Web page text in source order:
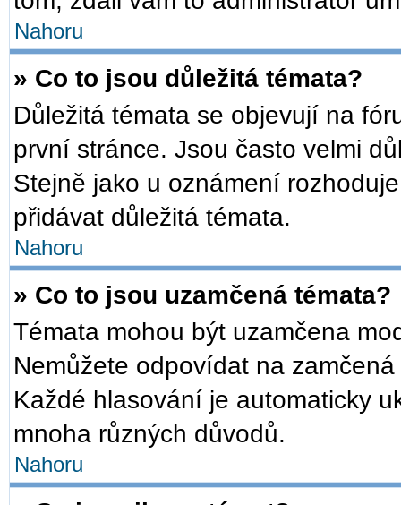
Nahoru
» Co to jsou důležitá témata?
Důležitá témata se objevují na
první stránce. Jsou často velmi
Stejně jako u oznámení
přidávat důležitá témata.
Nahoru
» Co to jsou uzamčená témata?
Témata mohou být uzamčena
Nemůžete odpovídat na
Každé hlasování je automaticky
mnoha různých důvodů.
Nahoru